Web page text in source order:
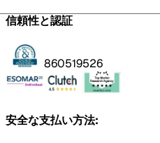
信頼性と認証
860519526
安全な支払い方法: